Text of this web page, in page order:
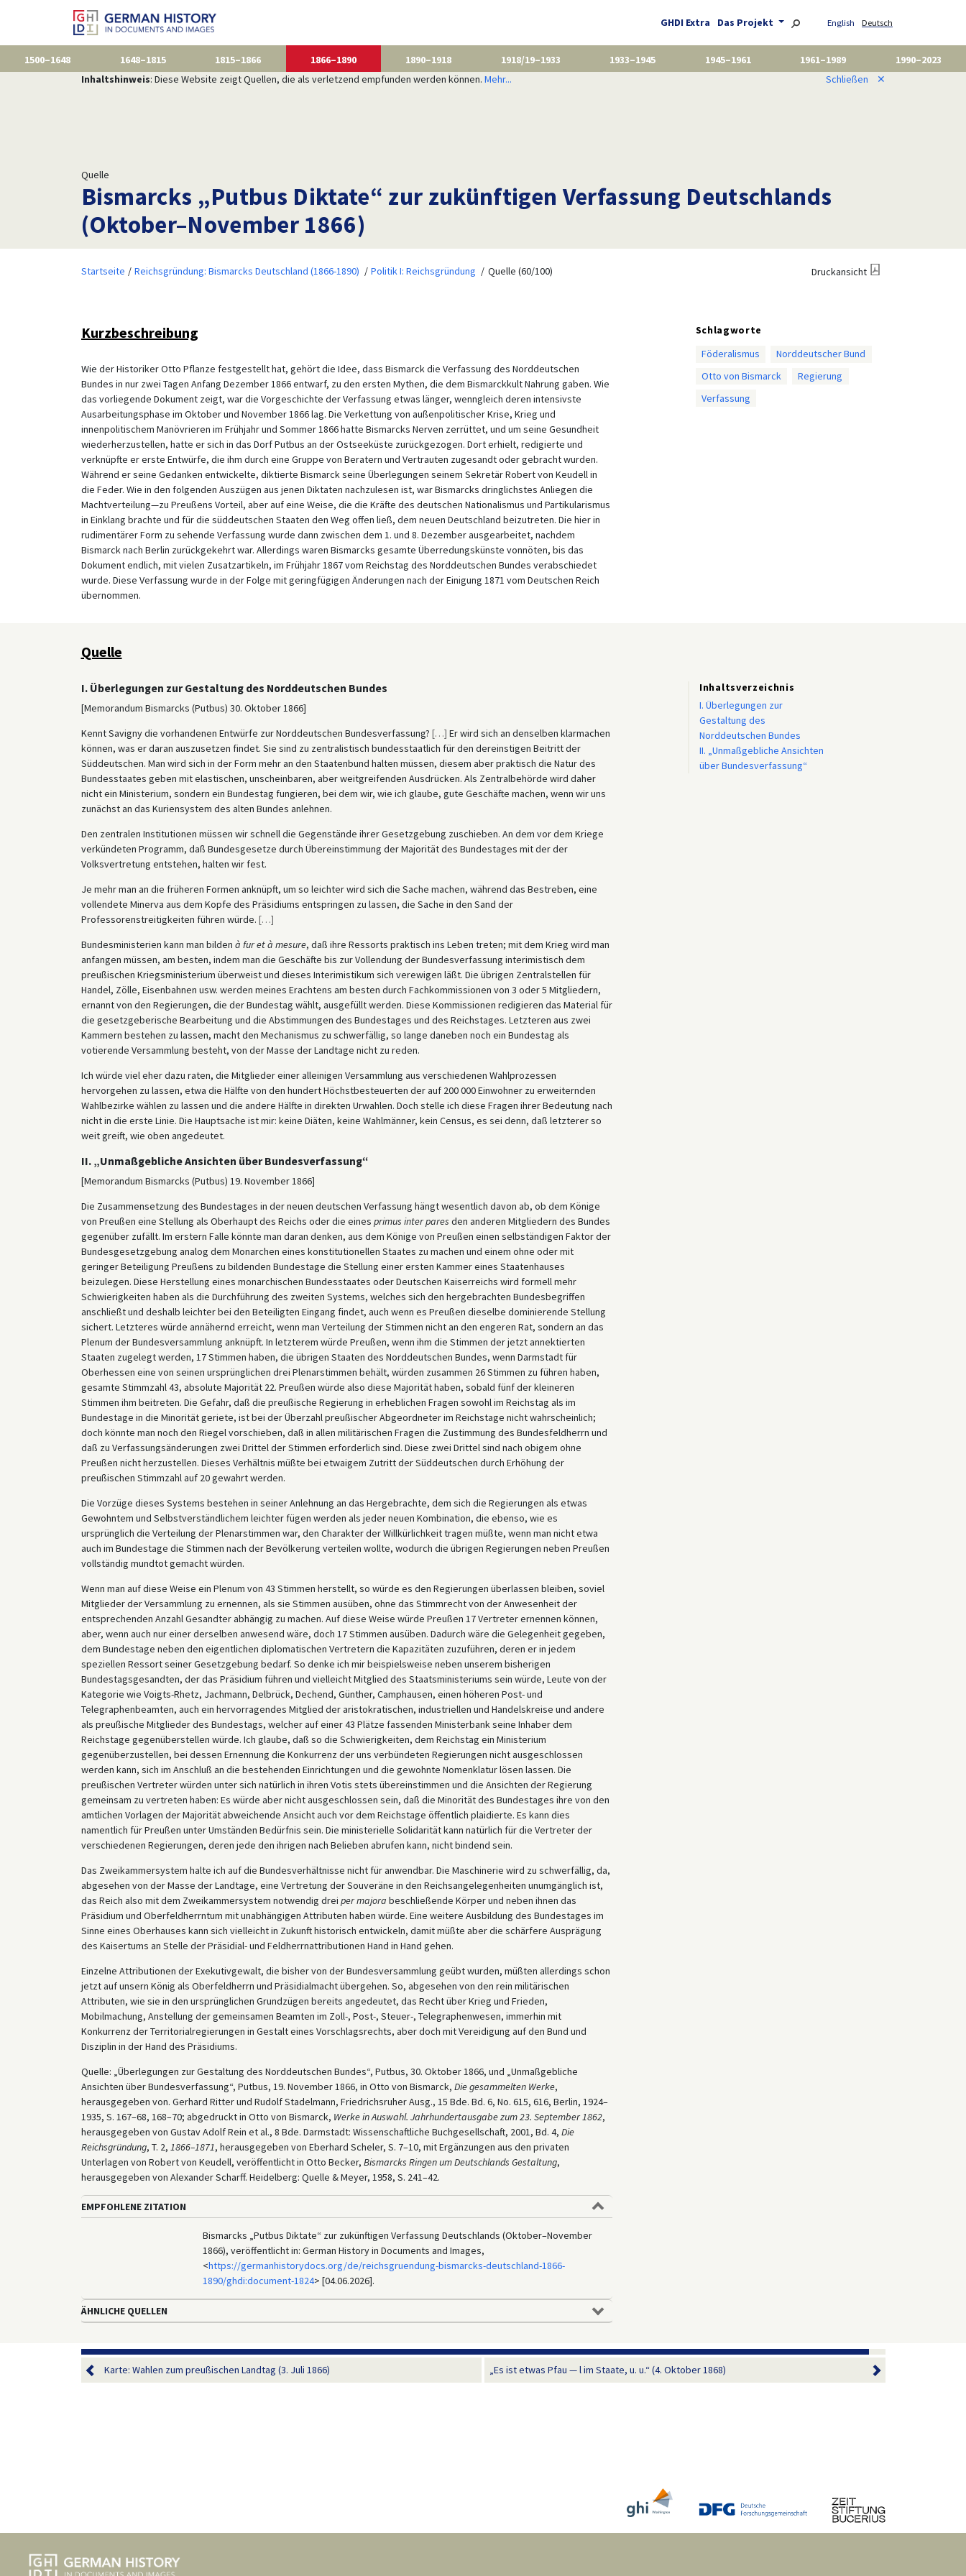
GHDI Extra Das Projekt English Deutsch
1500–1648 1648–1815 1815–1866 1866–1890 1890–1918 1918/19–1933 1933–1945 1945–1961 1961–1989
1990–2023
Inhaltshinweis: Diese Website zeigt Quellen, die als verletzend empfunden werden können. Mehr... Schließen ✕
Quelle
Bismarcks „Putbus Diktate“ zur zukünftigen Verfassung Deutschlands
(Oktober–November 1866)
Startseite Reichsgründung: Bismarcks Deutschland (1866-1890) Politik I: Reichsgründung Quelle (60/100) Druckansicht
Kurzbeschreibung
Wie der Historiker Otto Pflanze festgestellt hat, gehört die Idee, dass Bismarck die Verfassung des Norddeutschen
Bundes in nur zwei Tagen Anfang Dezember 1866 entwarf, zu den ersten Mythen, die dem Bismarckkult Nahrung gaben. Wie
das vorliegende Dokument zeigt, war die Vorgeschichte der Verfassung etwas länger, wenngleich deren intensivste
Ausarbeitungsphase im Oktober und November 1866 lag. Die Verkettung von außenpolitischer Krise, Krieg und
innenpolitischem Manövrieren im Frühjahr und Sommer 1866 hatte Bismarcks Nerven zerrüttet, und um seine Gesundheit
wiederherzustellen, hatte er sich in das Dorf Putbus an der Ostseeküste zurückgezogen. Dort erhielt, redigierte und
verknüpfte er erste Entwürfe, die ihm durch eine Gruppe von Beratern und Vertrauten zugesandt oder gebracht wurden.
Während er seine Gedanken entwickelte, diktierte Bismarck seine Überlegungen seinem Sekretär Robert von Keudell in
die Feder. Wie in den folgenden Auszügen aus jenen Diktaten nachzulesen ist, war Bismarcks dringlichstes Anliegen die
Machtverteilung—zu Preußens Vorteil, aber auf eine Weise, die die Kräfte des deutschen Nationalismus und Partikularismus
in Einklang brachte und für die süddeutschen Staaten den Weg offen ließ, dem neuen Deutschland beizutreten. Die hier in
rudimentärer Form zu sehende Verfassung wurde dann zwischen dem 1. und 8. Dezember ausgearbeitet, nachdem
Bismarck nach Berlin zurückgekehrt war. Allerdings waren Bismarcks gesamte Überredungskünste vonnöten, bis das
Dokument endlich, mit vielen Zusatzartikeln, im Frühjahr 1867 vom Reichstag des Norddeutschen Bundes verabschiedet
wurde. Diese Verfassung wurde in der Folge mit geringfügigen Änderungen nach der Einigung 1871 vom Deutschen Reich
übernommen.
Schlagworte
Föderalismus
Norddeutscher Bund
Otto von Bismarck
Regierung
Verfassung
Quelle
I. Überlegungen zur Gestaltung des Norddeutschen Bundes
[Memorandum Bismarcks (Putbus) 30. Oktober 1866]
Kennt Savigny die vorhandenen Entwürfe zur Norddeutschen Bundesverfassung? […] Er wird sich an denselben klarmachen
können, was er daran auszusetzen findet. Sie sind zu zentralistisch bundesstaatlich für den dereinstigen Beitritt der
Süddeutschen. Man wird sich in der Form mehr an den Staatenbund halten müssen, diesem aber praktisch die Natur des
Bundesstaates geben mit elastischen, unscheinbaren, aber weitgreifenden Ausdrücken. Als Zentralbehörde wird daher
nicht ein Ministerium, sondern ein Bundestag fungieren, bei dem wir, wie ich glaube, gute Geschäfte machen, wenn wir uns
zunächst an das Kuriensystem des alten Bundes anlehnen.
Den zentralen Institutionen müssen wir schnell die Gegenstände ihrer Gesetzgebung zuschieben. An dem vor dem Kriege
verkündeten Programm, daß Bundesgesetze durch Übereinstimmung der Majorität des Bundestages mit der der
Volksvertretung entstehen, halten wir fest.
Je mehr man an die früheren Formen anknüpft, um so leichter wird sich die Sache machen, während das Bestreben, eine
vollendete Minerva aus dem Kopfe des Präsidiums entspringen zu lassen, die Sache in den Sand der
Professorenstreitigkeiten führen würde. […]
Bundesministerien kann man bilden à fur et à mesure, daß ihre Ressorts praktisch ins Leben treten; mit dem Krieg wird man
anfangen müssen, am besten, indem man die Geschäfte bis zur Vollendung der Bundesverfassung interimistisch dem
preußischen Kriegsministerium überweist und dieses Interimistikum sich verewigen läßt. Die übrigen Zentralstellen für
Handel, Zölle, Eisenbahnen usw. werden meines Erachtens am besten durch Fachkommissionen von 3 oder 5 Mitgliedern,
ernannt von den Regierungen, die der Bundestag wählt, ausgefüllt werden. Diese Kommissionen redigieren das Material für
die gesetzgeberische Bearbeitung und die Abstimmungen des Bundestages und des Reichstages. Letzteren aus zwei
Kammern bestehen zu lassen, macht den Mechanismus zu schwerfällig, so lange daneben noch ein Bundestag als
votierende Versammlung besteht, von der Masse der Landtage nicht zu reden.
Ich würde viel eher dazu raten, die Mitglieder einer alleinigen Versammlung aus verschiedenen Wahlprozessen
hervorgehen zu lassen, etwa die Hälfte von den hundert Höchstbesteuerten der auf 200 000 Einwohner zu erweiternden
Wahlbezirke wählen zu lassen und die andere Hälfte in direkten Urwahlen. Doch stelle ich diese Fragen ihrer Bedeutung nach
nicht in die erste Linie. Die Hauptsache ist mir: keine Diäten, keine Wahlmänner, kein Census, es sei denn, daß letzterer so
weit greift, wie oben angedeutet.
II. „Unmaßgebliche Ansichten über Bundesverfassung“
[Memorandum Bismarcks (Putbus) 19. November 1866]
Die Zusammensetzung des Bundestages in der neuen deutschen Verfassung hängt wesentlich davon ab, ob dem Könige
von Preußen eine Stellung als Oberhaupt des Reichs oder die eines primus inter pares den anderen Mitgliedern des Bundes
gegenüber zufällt. Im erstern Falle könnte man daran denken, aus dem Könige von Preußen einen selbständigen Faktor der
Bundesgesetzgebung analog dem Monarchen eines konstitutionellen Staates zu machen und einem ohne oder mit
geringer Beteiligung Preußens zu bildenden Bundestage die Stellung einer ersten Kammer eines Staatenhauses
beizulegen. Diese Herstellung eines monarchischen Bundesstaates oder Deutschen Kaiserreichs wird formell mehr
Schwierigkeiten haben als die Durchführung des zweiten Systems, welches sich den hergebrachten Bundesbegriffen
anschließt und deshalb leichter bei den Beteiligten Eingang findet, auch wenn es Preußen dieselbe dominierende Stellung
sichert. Letzteres würde annähernd erreicht, wenn man Verteilung der Stimmen nicht an den engeren Rat, sondern an das
Plenum der Bundesversammlung anknüpft. In letzterem würde Preußen, wenn ihm die Stimmen der jetzt annektierten
Staaten zugelegt werden, 17 Stimmen haben, die übrigen Staaten des Norddeutschen Bundes, wenn Darmstadt für
Oberhessen eine von seinen ursprünglichen drei Plenarstimmen behält, würden zusammen 26 Stimmen zu führen haben,
gesamte Stimmzahl 43, absolute Majorität 22. Preußen würde also diese Majorität haben, sobald fünf der kleineren
Stimmen ihm beitreten. Die Gefahr, daß die preußische Regierung in erheblichen Fragen sowohl im Reichstag als im
Bundestage in die Minorität geriete, ist bei der Überzahl preußischer Abgeordneter im Reichstage nicht wahrscheinlich;
doch könnte man noch den Riegel vorschieben, daß in allen militärischen Fragen die Zustimmung des Bundesfeldherrn und
daß zu Verfassungsänderungen zwei Drittel der Stimmen erforderlich sind. Diese zwei Drittel sind nach obigem ohne
Preußen nicht herzustellen. Dieses Verhältnis müßte bei etwaigem Zutritt der Süddeutschen durch Erhöhung der
preußischen Stimmzahl auf 20 gewahrt werden.
Die Vorzüge dieses Systems bestehen in seiner Anlehnung an das Hergebrachte, dem sich die Regierungen als etwas
Gewohntem und Selbstverständlichem leichter fügen werden als jeder neuen Kombination, die ebenso, wie es
ursprünglich die Verteilung der Plenarstimmen war, den Charakter der Willkürlichkeit tragen müßte, wenn man nicht etwa
auch im Bundestage die Stimmen nach der Bevölkerung verteilen wollte, wodurch die übrigen Regierungen neben Preußen
vollständig mundtot gemacht würden.
Wenn man auf diese Weise ein Plenum von 43 Stimmen herstellt, so würde es den Regierungen überlassen bleiben, soviel
Mitglieder der Versammlung zu ernennen, als sie Stimmen ausüben, ohne das Stimmrecht von der Anwesenheit der
entsprechenden Anzahl Gesandter abhängig zu machen. Auf diese Weise würde Preußen 17 Vertreter ernennen können,
aber, wenn auch nur einer derselben anwesend wäre, doch 17 Stimmen ausüben. Dadurch wäre die Gelegenheit gegeben,
dem Bundestage neben den eigentlichen diplomatischen Vertretern die Kapazitäten zuzuführen, deren er in jedem
speziellen Ressort seiner Gesetzgebung bedarf. So denke ich mir beispielsweise neben unserem bisherigen
Bundestagsgesandten, der das Präsidium führen und vielleicht Mitglied des Staatsministeriums sein würde, Leute von der
Kategorie wie Voigts-Rhetz, Jachmann, Delbrück, Dechend, Günther, Camphausen, einen höheren Post- und
Telegraphenbeamten, auch ein hervorragendes Mitglied der aristokratischen, industriellen und Handelskreise und andere
als preußische Mitglieder des Bundestags, welcher auf einer 43 Plätze fassenden Ministerbank seine Inhaber dem
Reichstage gegenüberstellen würde. Ich glaube, daß so die Schwierigkeiten, dem Reichstag ein Ministerium
gegenüberzustellen, bei dessen Ernennung die Konkurrenz der uns verbündeten Regierungen nicht ausgeschlossen
werden kann, sich im Anschluß an die bestehenden Einrichtungen und die gewohnte Nomenklatur lösen lassen. Die
preußischen Vertreter würden unter sich natürlich in ihren Votis stets übereinstimmen und die Ansichten der Regierung
gemeinsam zu vertreten haben: Es würde aber nicht ausgeschlossen sein, daß die Minorität des Bundestages ihre von den
amtlichen Vorlagen der Majorität abweichende Ansicht auch vor dem Reichstage öffentlich plaidierte. Es kann dies
namentlich für Preußen unter Umständen Bedürfnis sein. Die ministerielle Solidarität kann natürlich für die Vertreter der
verschiedenen Regierungen, deren jede den ihrigen nach Belieben abrufen kann, nicht bindend sein.
Das Zweikammersystem halte ich auf die Bundesverhältnisse nicht für anwendbar. Die Maschinerie wird zu schwerfällig, da,
abgesehen von der Masse der Landtage, eine Vertretung der Souveräne in den Reichsangelegenheiten unumgänglich ist,
das Reich also mit dem Zweikammersystem notwendig drei per majora beschließende Körper und neben ihnen das
Präsidium und Oberfeldherrntum mit unabhängigen Attributen haben würde. Eine weitere Ausbildung des Bundestages im
Sinne eines Oberhauses kann sich vielleicht in Zukunft historisch entwickeln, damit müßte aber die schärfere Ausprägung
des Kaisertums an Stelle der Präsidial- und Feldherrnattributionen Hand in Hand gehen.
Einzelne Attributionen der Exekutivgewalt, die bisher von der Bundesversammlung geübt wurden, müßten allerdings schon
jetzt auf unsern König als Oberfeldherrn und Präsidialmacht übergehen. So, abgesehen von den rein militärischen
Attributen, wie sie in den ursprünglichen Grundzügen bereits angedeutet, das Recht über Krieg und Frieden,
Mobilmachung, Anstellung der gemeinsamen Beamten im Zoll-, Post-, Steuer-, Telegraphenwesen, immerhin mit
Konkurrenz der Territorialregierungen in Gestalt eines Vorschlagsrechts, aber doch mit Vereidigung auf den Bund und
Disziplin in der Hand des Präsidiums.
Quelle: „Überlegungen zur Gestaltung des Norddeutschen Bundes“, Putbus, 30. Oktober 1866, und „Unmaßgebliche
Ansichten über Bundesverfassung“, Putbus, 19. November 1866, in Otto von Bismarck, Die gesammelten Werke,
herausgegeben von. Gerhard Ritter und Rudolf Stadelmann, Friedrichsruher Ausg., 15 Bde. Bd. 6, No. 615, 616, Berlin, 1924–
1935, S. 167–68, 168–70; abgedruckt in Otto von Bismarck, Werke in Auswahl. Jahrhundertausgabe zum 23. September 1862,
herausgegeben von Gustav Adolf Rein et al., 8 Bde. Darmstadt: Wissenschaftliche Buchgesellschaft, 2001, Bd. 4, Die
Reichsgründung, T. 2, 1866–1871, herausgegeben von Eberhard Scheler, S. 7–10, mit Ergänzungen aus den privaten
Unterlagen von Robert von Keudell, veröffentlicht in Otto Becker, Bismarcks Ringen um Deutschlands Gestaltung,
herausgegeben von Alexander Scharff. Heidelberg: Quelle & Meyer, 1958, S. 241–42.
EMPFOHLENE ZITATION
Bismarcks „Putbus Diktate“ zur zukünftigen Verfassung Deutschlands (Oktober–November
1866), veröffentlicht in: German History in Documents and Images,
<https://germanhistorydocs.org/de/reichsgruendung-bismarcks-deutschland-1866-
1890/ghdi:document-1824> [04.06.2026].
ÄHNLICHE QUELLEN
Inhaltsverzeichnis
I. Überlegungen zur
Gestaltung des
Norddeutschen Bundes
II. „Unmaßgebliche Ansichten
über Bundesverfassung“
Karte: Wahlen zum preußischen Landtag (3. Juli 1866) „Es ist etwas Pfau — l im Staate, u. u.“ (4. Oktober 1868)